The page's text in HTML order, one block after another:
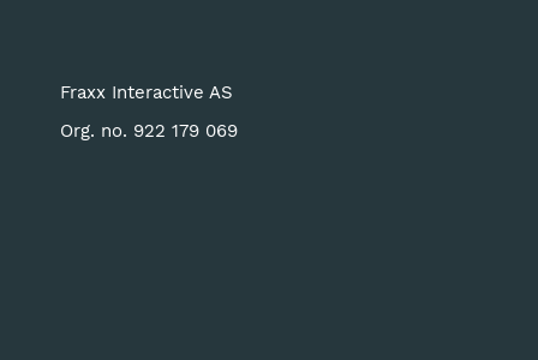
Fraxx Interactive AS
Org. no. 922 179 069